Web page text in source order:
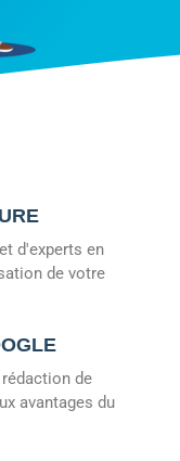
d'experts en
de votre
de
avantages du